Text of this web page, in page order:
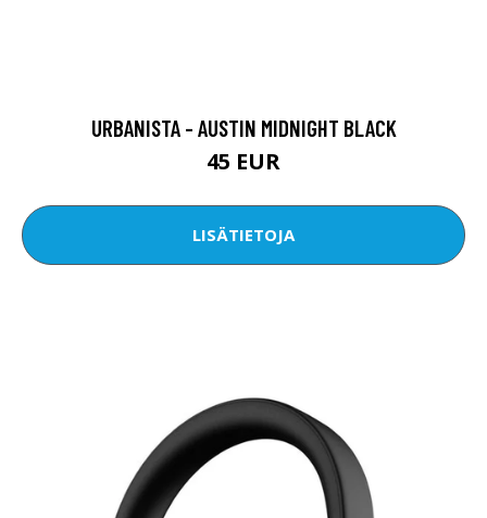
URBANISTA - AUSTIN MIDNIGHT BLACK
45 EUR
LISÄTIETOJA